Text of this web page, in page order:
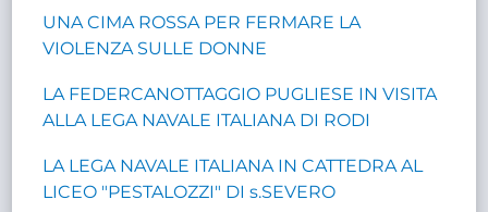
UNA CIMA ROSSA PER FERMARE LA
VIOLENZA SULLE DONNE
LA FEDERCANOTTAGGIO PUGLIESE IN VISITA
ALLA LEGA NAVALE ITALIANA DI RODI
LA LEGA NAVALE ITALIANA IN CATTEDRA AL
LICEO "PESTALOZZI" DI s.SEVERO